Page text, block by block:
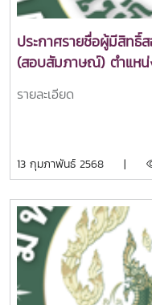
ประกาศรายชื่อผู้มีสิทธิ์
(สอบสัมภาษณ์) ตำแห
การ ตำแหน่งเลขที่
รายละเอียด
13 กุมภาพันธ์ 2568 |